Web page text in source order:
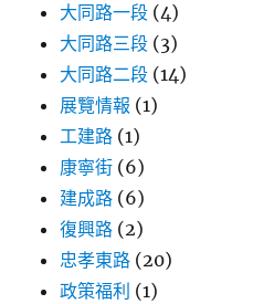
大同路一段 (4)
大同路三段 (3)
大同路二段 (14)
展覽情報 (1)
工建路 (1)
康寧街 (6)
建成路 (6)
復興路 (2)
忠孝東路 (20)
政策福利 (1)